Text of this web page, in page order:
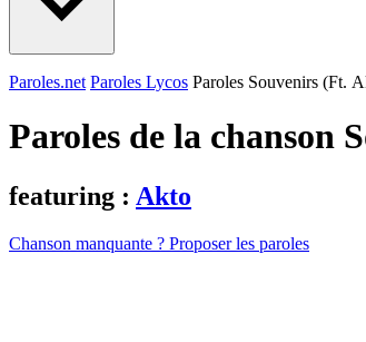
Paroles.net Paroles Lycos Paroles Souvenirs (Ft.
Paroles de la chanson
featuring : Akto
Chanson manquante ? Proposer les paroles